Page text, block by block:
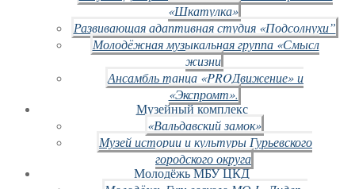
«Шкатулка»
Развивающая адаптивная студия «Подсолнухи”
Молодёжная музыкальная группа «Смысл
жизни
Ансамбль танца «PROДвижение» и
«Экспромт».
Музейный комплекс
«Вальдавский замок»
Музей истории и культуры Гурьевского
городского округа
Молодёжь МБУ ЦКД